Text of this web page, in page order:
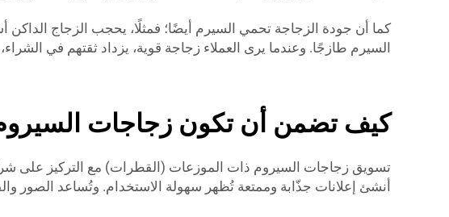
السيرم طازجًا. وعندما يرى العملاء زجاجة قوية، يزداد ثقتهم في
كيف تضمن أن تكون زجاجات السيروم
أنشئ إعلانات جذّابة وممتعة تُظهر سهولة الاستخدام. وتُساعد الصور